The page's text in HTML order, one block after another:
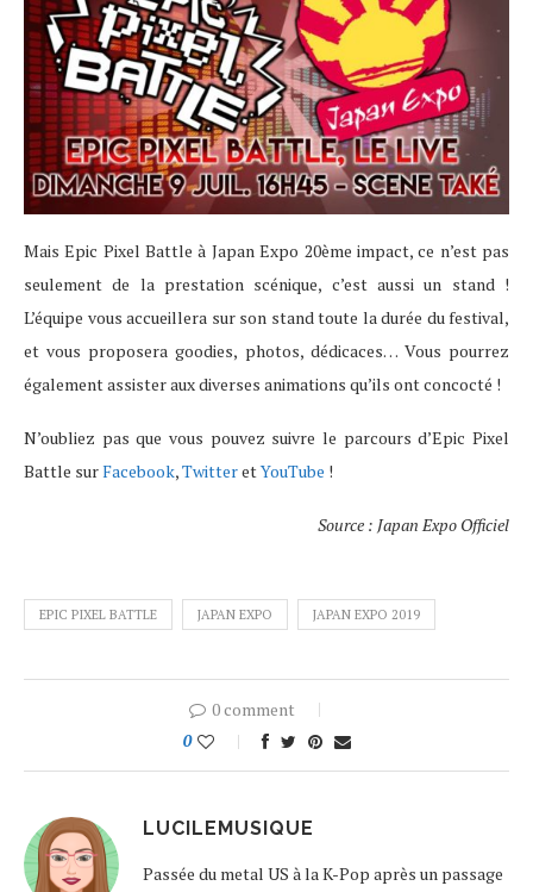
Mais Epic Pixel Battle à Japan Expo 20ème impact, ce n’est pas
seulement de la prestation scénique, c’est aussi un stand !
L’équipe vous accueillera sur son stand toute la durée du festival,
et vous proposera goodies, photos, dédicaces… Vous pourrez
également assister aux diverses animations qu’ils ont concocté !
N’oubliez pas que vous pouvez suivre le parcours d’Epic Pixel
Battle surFacebook,TwitteretYouTube !
Source : Japan Expo Officiel
EPIC PIXEL BATTLE JAPAN EXPO JAPAN EXPO 2019
0 comment
0
LUCILEMUSIQUE
Passée du metal US à la K-Pop après un passage